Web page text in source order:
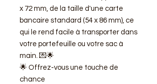
x 72 mm, de la taille d'une carte
bancaire standard (54 x 86 mm), ce
qui le rend facile à transporter dans
votre portefeuille ou votre sac à
main. 💌🌟
🌟 Offrez-vous une touche de
chance